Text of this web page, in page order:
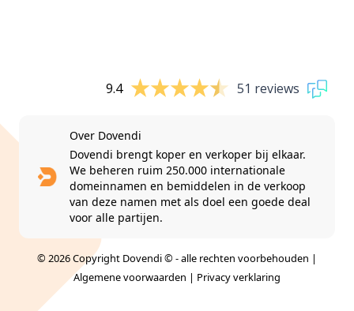
9.4 51 reviews
Over Dovendi
Dovendi brengt koper en verkoper bij elkaar.
We beheren ruim 250.000 internationale
domeinnamen en bemiddelen in de verkoop
van deze namen met als doel een goede deal
voor alle partijen.
© 2026 Copyright Dovendi © - alle rechten voorbehouden |
Algemene voorwaarden | Privacy verklaring